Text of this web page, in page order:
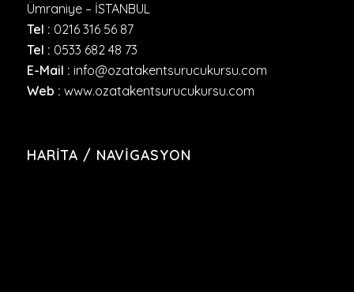
Ümraniye – İSTANBUL
Tel : 0216 316 56 87
Tel : 0533 682 48 73
E-Mail : info@ozatakentsurucukursu.com
Web : www.ozatakentsurucukursu.com
HARITA / NAVIGASYON